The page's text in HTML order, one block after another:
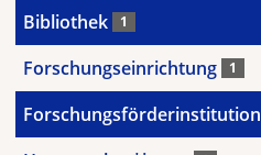
Bibliothek 1
Forschungseinrichtung 1
Forschungsförderinstitution